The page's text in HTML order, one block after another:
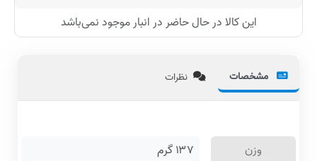
این کالا در حال حاضر در انبار موجود نمی‌باشد
مشخصات نظرات
وزن ۱۳۷گرم